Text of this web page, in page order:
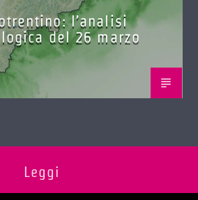
l’analisi
del 26 marzo
Leggi